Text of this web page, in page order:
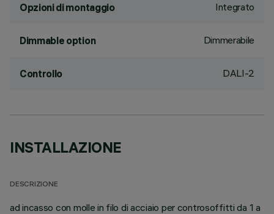
Opzioni di montaggio Integrato
Dimmable option Dimmerabile
Controllo DALI-2
INSTALLAZIONE
DESCRIZIONE
ad incasso con molle in filo di acciaio per controsoffitti da 1 a